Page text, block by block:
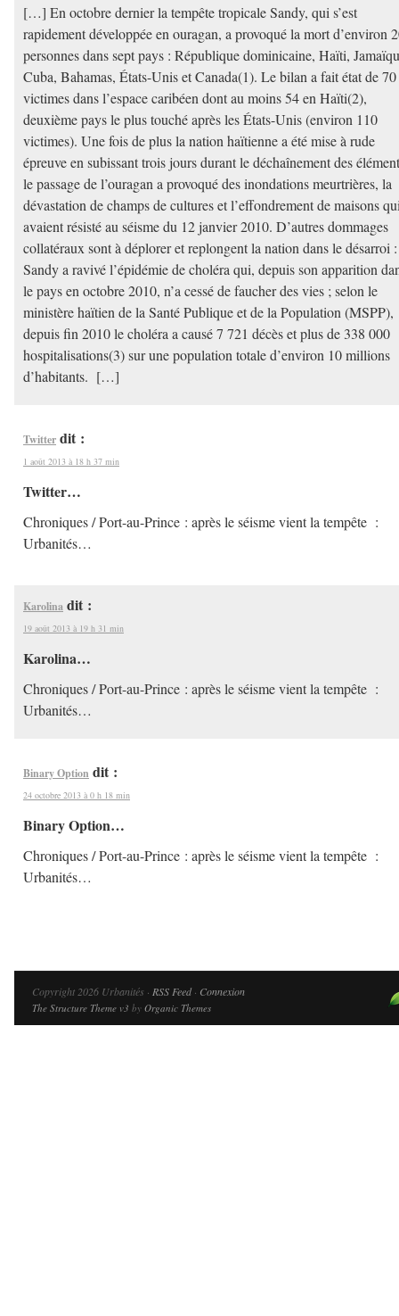
[…] En octobre dernier la tempête tropicale Sandy, qui s’est
rapidement développée en ouragan, a provoqué la mort d’environ
personnes dans sept pays : République dominicaine, Haïti,
Cuba, Bahamas, États-Unis et Canada(1). Le bilan a fait état de 70
victimes dans l’espace caribéen dont au moins 54 en Haïti(2),
deuxième pays le plus touché après les États-Unis (environ 110
victimes). Une fois de plus la nation haïtienne a été mise à rude
épreuve en subissant trois jours durant le déchaînement des
le passage de l’ouragan a provoqué des inondations meurtrières, la
dévastation de champs de cultures et l’effondrement de maisons
avaient résisté au séisme du 12 janvier 2010. D’autres dommages
collatéraux sont à déplorer et replongent la nation dans le désarroi :
Sandy a ravivé l’épidémie de choléra qui, depuis son apparition
le pays en octobre 2010, n’a cessé de faucher des vies ; selon le
ministère haïtien de la Santé Publique et de la Population (MSPP),
depuis fin 2010 le choléra a causé 7 721 décès et plus de 338 000
hospitalisations(3) sur une population totale d’environ 10 millions
d’habitants. […]
Twitter dit :
1 août 2013 à 18 h 37 min
Twitter…
Chroniques / Port-au-Prince : après le séisme vient la tempête :
Urbanités…
Karolina dit :
19 août 2013 à 19 h 31 min
Karolina…
Chroniques / Port-au-Prince : après le séisme vient la tempête :
Urbanités…
Binary Option dit :
24 octobre 2013 à 0 h 18 min
Binary Option…
Chroniques / Port-au-Prince : après le séisme vient la tempête :
Urbanités…
Copyright 2026 Urbanités · RSS Feed· Connexion
The Structure Theme v3 by Organic Themes